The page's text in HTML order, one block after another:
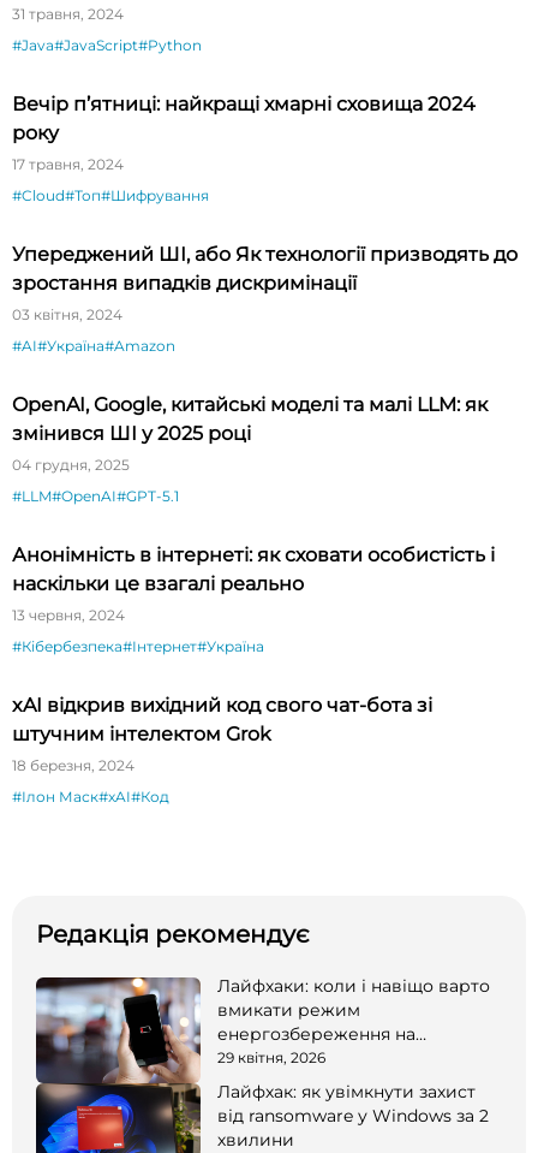
31 травня, 2024
#Java#JavaScript#Python
Вечір п’ятниці: найкращі хмарні сховища 2024
року
17 травня, 2024
#Cloud#Топ#Шифрування
Упереджений ШІ, або Як технології призводять до
зростання випадків дискримінації
03 квітня, 2024
#AI#Україна#Amazon
OpenAI, Google, китайські моделі та малі LLM: як
змінився ШІ у 2025 році
04 грудня, 2025
#LLM#OpenAI#GPT-5.1
Анонімність в інтернеті: як сховати особистість і
наскільки це взагалі реально
13 червня, 2024
#Кібербезпека#Інтернет#Україна
xAI відкрив вихідний код свого чат-бота зі
штучним інтелектом Grok
18 березня, 2024
#Ілон Маск#xAI#Код
Редакція рекомендує
Лайфхаки: коли і навіщо варто
вмикати режим
енергозбереження на
смартфоні
29 квітня, 2026
Лайфхак: як увімкнути захист
від ransomware у Windows за 2
хвилини